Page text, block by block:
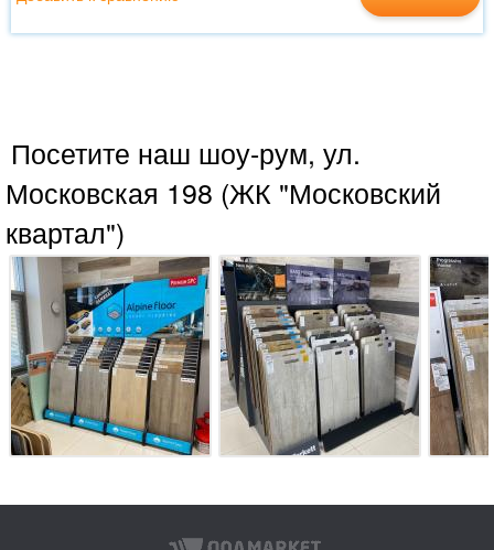
Посетите наш шоу-рум, ул.
Московская 198 (ЖК "Московский
квартал")